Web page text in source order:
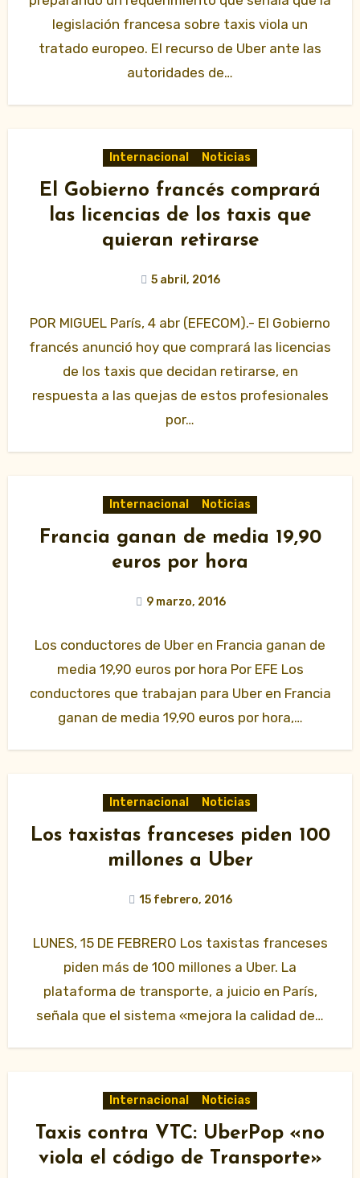
legislación francesa sobre taxis viola un
tratado europeo. El recurso de Uber ante las
autoridades de…
Internacional Noticias
El Gobierno francés comprará
las licencias de los taxis que
quieran retirarse
5 abril, 2016
POR MIGUEL París, 4 abr (EFECOM).- El Gobierno
francés anunció hoy que comprará las licencias
de los taxis que decidan retirarse, en
respuesta a las quejas de estos profesionales
por…
Internacional Noticias
Francia ganan de media 19,90
euros por hora
9 marzo, 2016
Los conductores de Uber en Francia ganan de
media 19,90 euros por hora Por EFE Los
conductores que trabajan para Uber en Francia
ganan de media 19,90 euros por hora,…
Internacional Noticias
Los taxistas franceses piden 100
millones a Uber
15 febrero, 2016
LUNES, 15 DE FEBRERO Los taxistas franceses
piden más de 100 millones a Uber. La
plataforma de transporte, a juicio en París,
señala que el sistema «mejora la calidad de…
Internacional Noticias
Taxis contra VTC: UberPop «no
viola el código de Transporte»